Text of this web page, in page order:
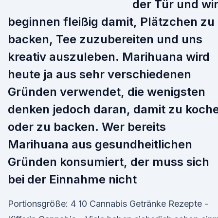
der Tür und wir
beginnen fleißig damit, Plätzchen zu
backen, Tee zuzubereiten und uns
kreativ auszuleben. Marihuana wird
heute ja aus sehr verschiedenen
Gründen verwendet, die wenigsten
denken jedoch daran, damit zu
oder zu backen. Wer bereits
Marihuana aus gesundheitlichen
Gründen konsumiert, der muss sich
bei der Einnahme nicht
Portionsgröße: 4 10 Cannabis Getränke Rezepte -